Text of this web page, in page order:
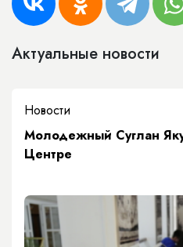
Актуальные новости
Новости
Молодежный Суглан
Центре